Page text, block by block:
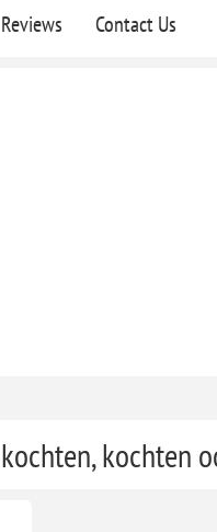
Reviews Contact Us
kochten